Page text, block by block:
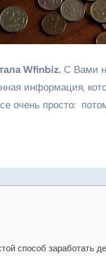
Wfinbiz. С Вами
информация,
очень просто:
способ заработать